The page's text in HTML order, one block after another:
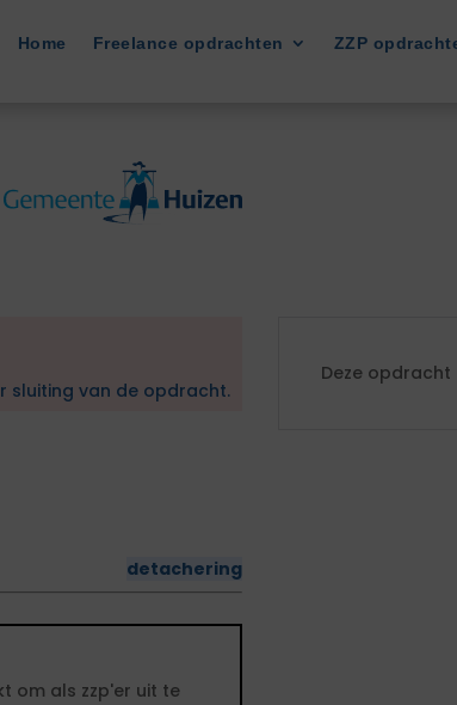
Home Freelance opdrachten ZZP
sluiting van de opdracht.
detachering
om als zzp'er uit te
Deze opdracht